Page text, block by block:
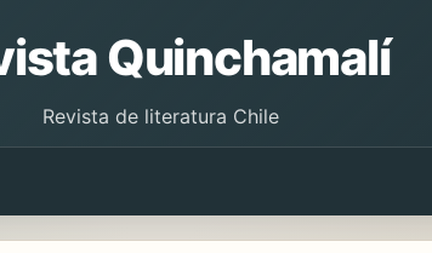
Quinchamalí
Revista de literatura Chile